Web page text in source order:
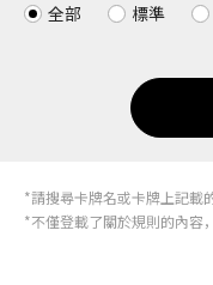
全部
標準
*請搜尋卡牌名或卡牌上記載
*不僅登載了關於規則的內容